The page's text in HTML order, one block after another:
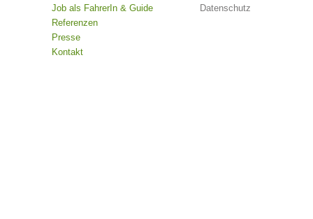
Job als FahrerIn & Guide
Referenzen
Presse
Kontakt
Datenschutz